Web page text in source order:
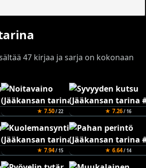
47 kirjaa ja sarja on kokonaan
★ 7.50/ 22 ★ 7.26/ 16
★ 7.94/ 15 ★ 6.64/ 14